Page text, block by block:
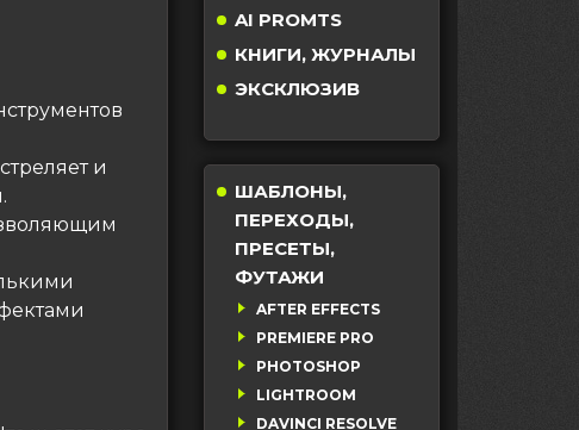
и
AI PROMTS
КНИГИ, ЖУРНАЛЫ
ЭКСКЛЮЗИВ
ШАБЛОНЫ,
ПЕРЕХОДЫ,
ПРЕСЕТЫ,
ФУТАЖИ
AFTER EFFECTS
PREMIERE PRO
PHOTOSHOP
LIGHTROOM
DAVINCI RESOLVE